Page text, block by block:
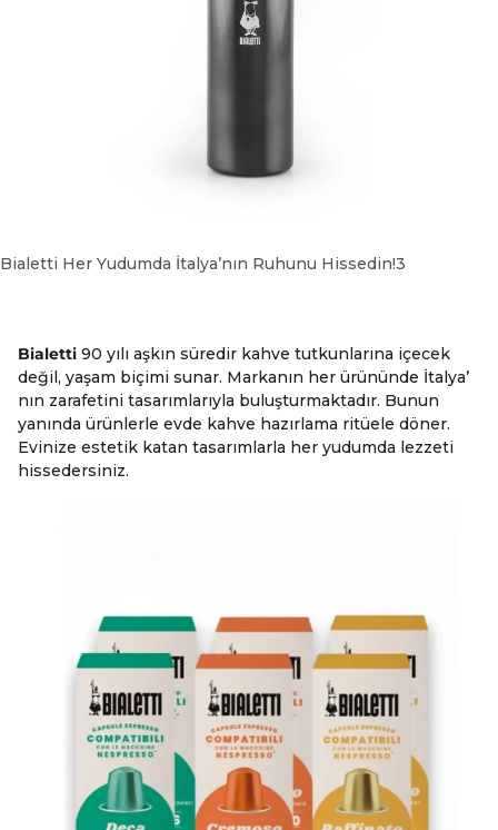
Bialetti Her Yudumda İtalya’nın Ruhunu Hissedin!3
Bialetti 90 yılı aşkın süredir kahve tutkunlarına içecek
değil, yaşam biçimi sunar. Markanın her ürününde İtalya’
nın zarafetini tasarımlarıyla buluşturmaktadır. Bunun
yanında ürünlerle evde kahve hazırlama ritüele döner.
Evinize estetik katan tasarımlarla her yudumda lezzeti
hissedersiniz.